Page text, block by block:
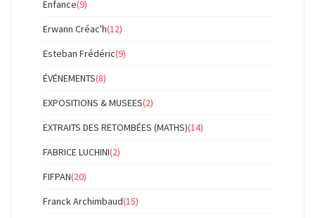
Enfance(9)
Erwann Créac'h(12)
Esteban Frédéric(9)
ÉVÉNEMENTS(8)
EXPOSITIONS & MUSEES(2)
EXTRAITS DES RETOMBÉES (MATHS)(14)
FABRICE LUCHINI(2)
FIFPAN(20)
Franck Archimbaud(15)